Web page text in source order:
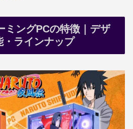
ングPCの特徴｜デザ
・ラインナップ